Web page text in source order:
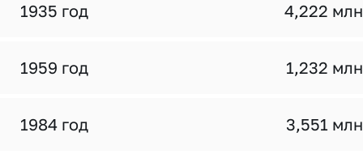
1935 год 4,222
1959 год 1,232
1984 год 3,551